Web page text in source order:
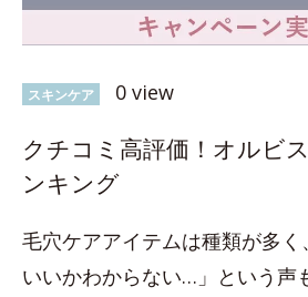
スキンケア 0 view
クチコミ高評価！オルビ
ンキング
毛穴ケアアイテムは種類が多
いいかわからない…」という声